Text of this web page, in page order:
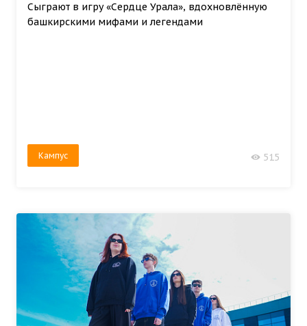
Сыграют в игру «Сердце Урала», вдохновлённую
башкирскими мифами и легендами
Кампус 515